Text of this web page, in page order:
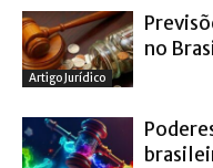
Artigo Jurídico
no